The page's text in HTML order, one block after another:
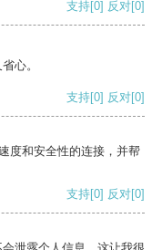
支持[0] 反对[0]
心。
支持[0] 反对[0]
度和安全性的连接，并帮
支持[0] 反对[0]